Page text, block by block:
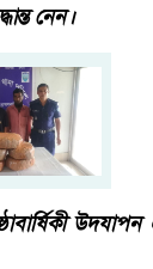
নেন।
উদযাপন